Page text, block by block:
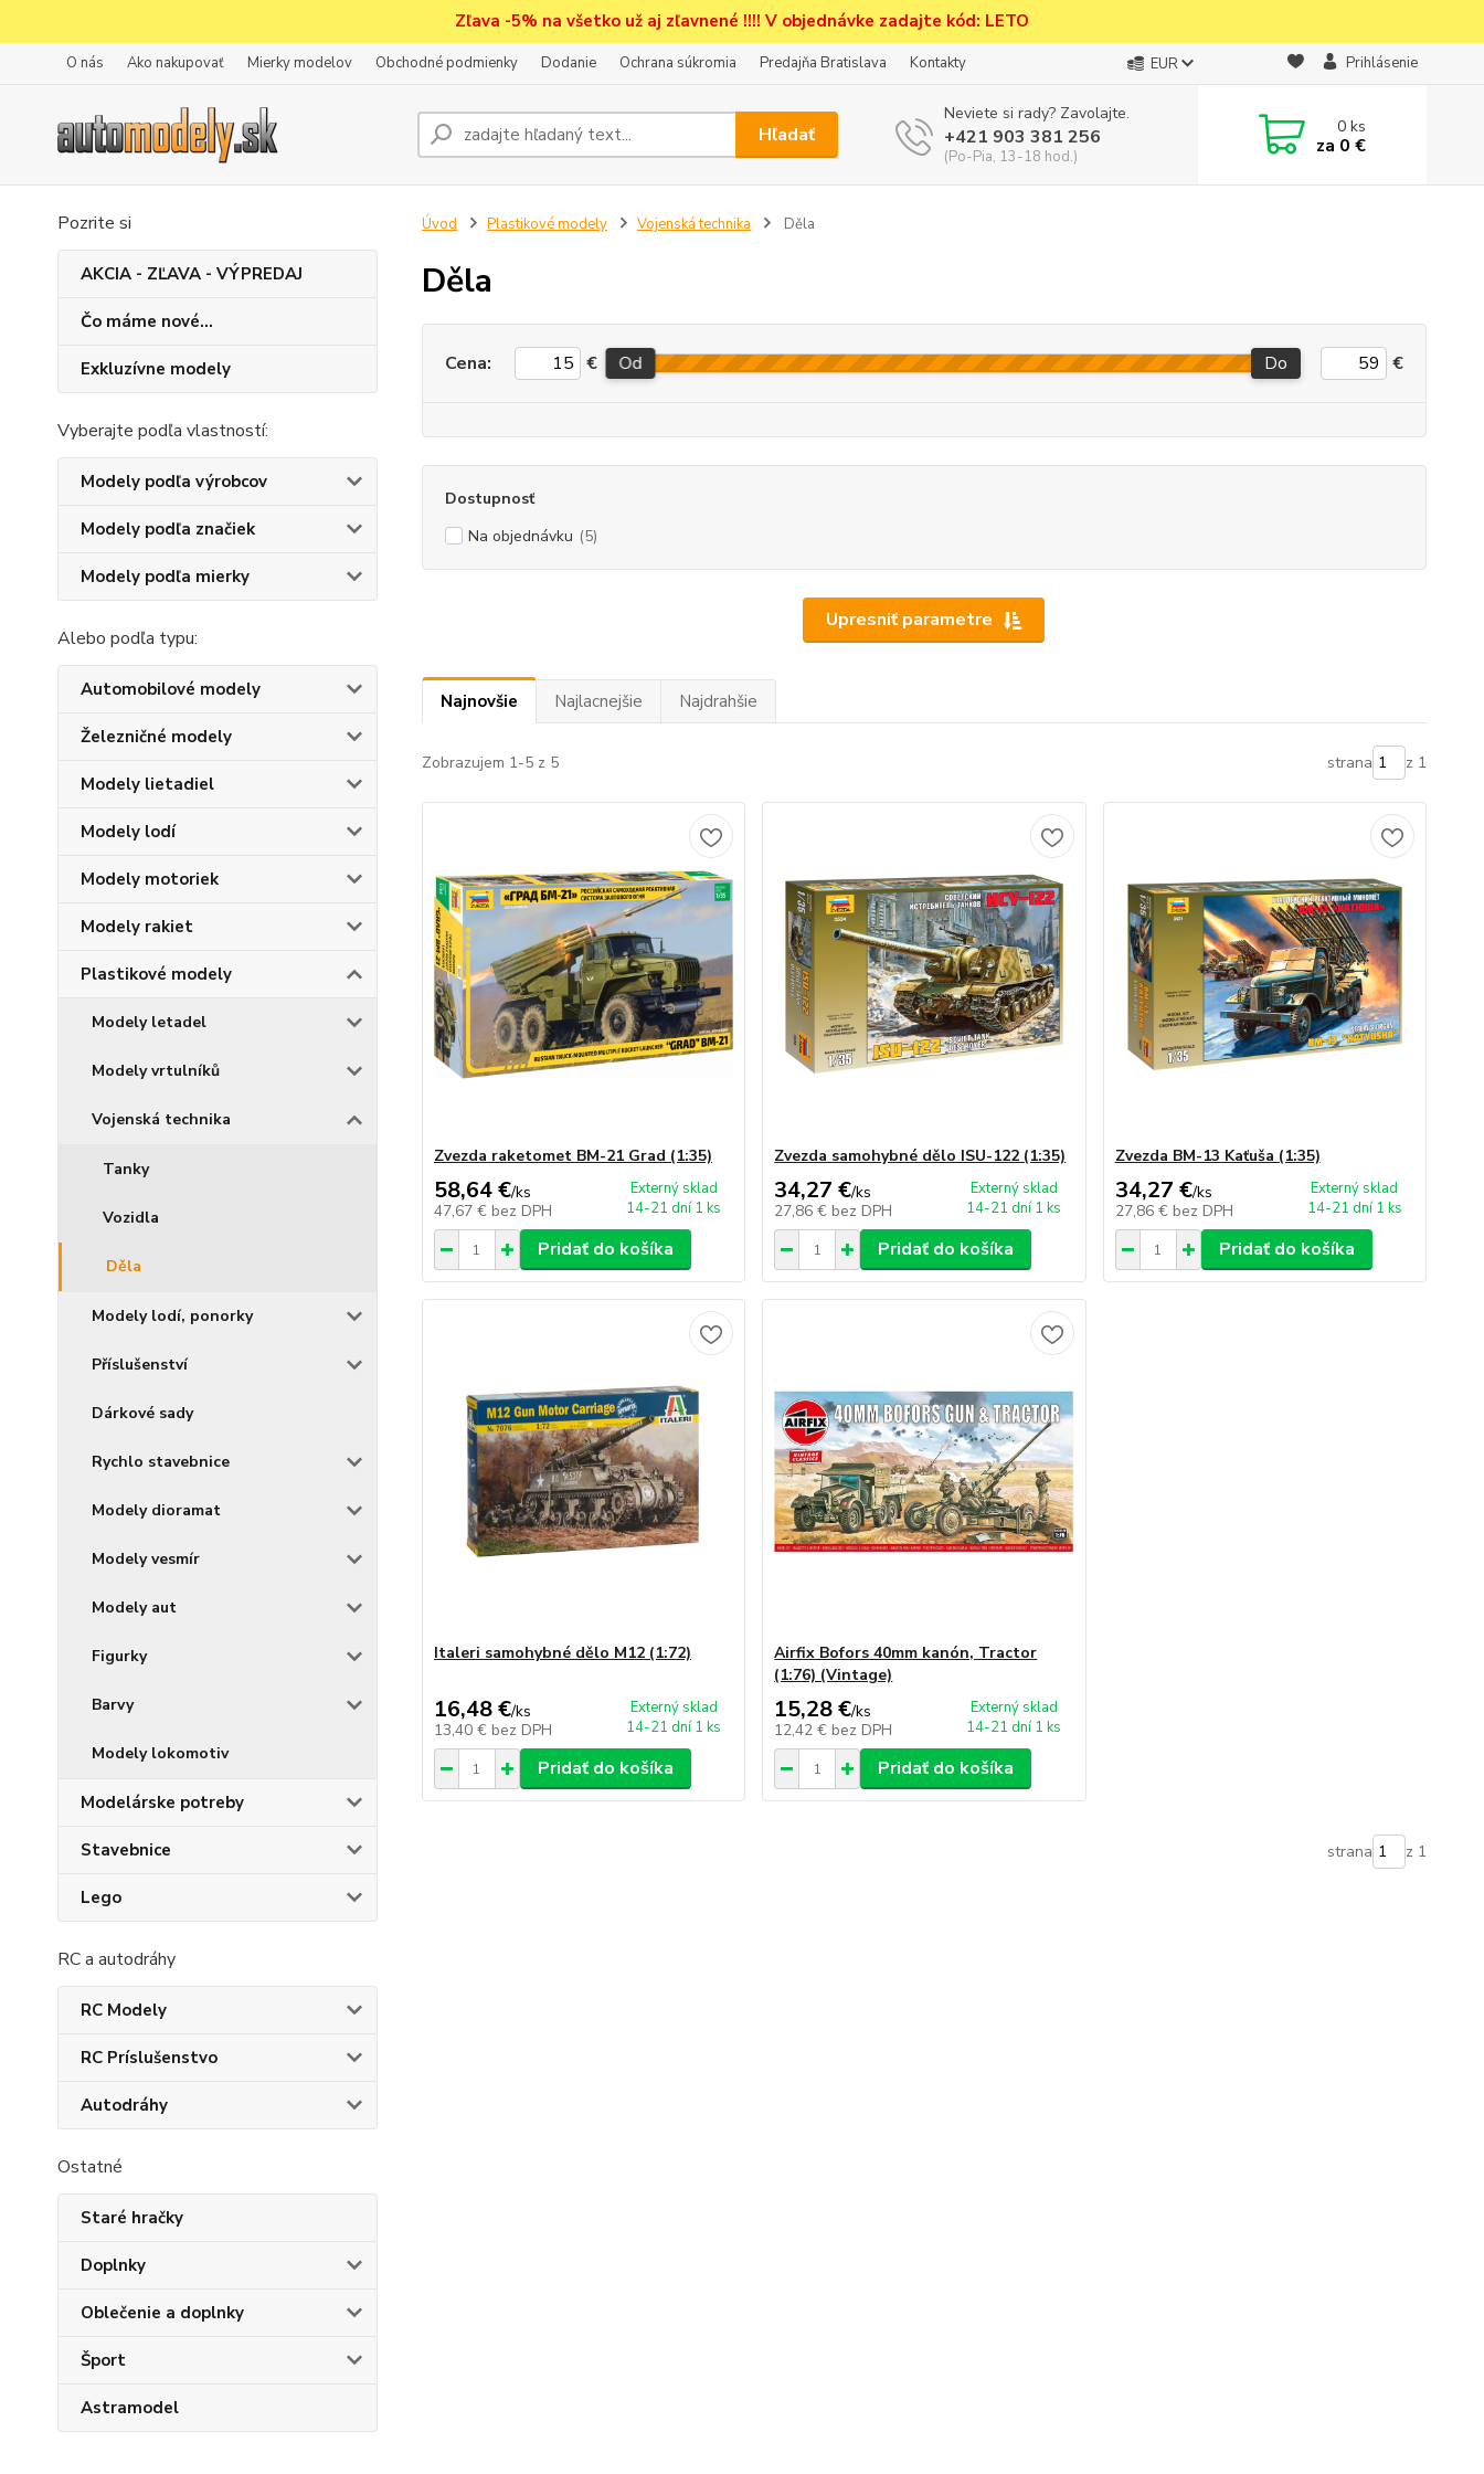
Zľava -5% na všetko už aj zľavnené !!!! V objednávke zadajte kód: LETO
O nás Ako nakupovať Mierky modelov Obchodné podmienky Dodanie Ochrana súkromia Predajňa Bratislava Kontakty EUR Prihlásenie
Hľadať
Neviete si rady? Zavolajte.
+421 903 381 256
(Po-Pia, 13-18 hod.)
0ks
za 0 €
Pozrite si
AKCIA - ZĽAVA - VÝPREDAJ
Čo máme nové...
Exkluzívne modely
Vyberajte podľa vlastností:
Modely podľa výrobcov
Modely podľa značiek
Modely podľa mierky
Alebo podľa typu:
Automobilové modely
Železničné modely
Modely lietadiel
Modely lodí
Modely motoriek
Modely rakiet
Plastikové modely
Modely letadel
Modely vrtulníků
Vojenská technika
Tanky
Vozidla
Děla
Modely lodí, ponorky
Příslušenství
Dárkové sady
Rychlo stavebnice
Modely dioramat
Modely vesmír
Modely aut
Figurky
Barvy
Modely lokomotiv
Modelárske potreby
Stavebnice
Lego
RC a autodráhy
RC Modely
RC Príslušenstvo
Autodráhy
Ostatné
Staré hračky
Doplnky
Oblečenie a doplnky
Šport
Astramodel
Úvod Plastikové modely Vojenská technika Děla
Děla
Upresniť parametre
Cena: € Od Do €
Dostupnosť
Na objednávku (5)
Najnovšie Najlacnejšie Najdrahšie
Zobrazujem 1-5 z 5 strana z 1
Zvezda raketomet BM-21 Grad (1:35)
58,64 €/ks
47,67 € bez DPH
Externý sklad
14-21 dní 1 ks
Pridať do košíka
Zvezda samohybné dělo ISU-122 (1:35)
34,27 €/ks
27,86 € bez DPH
Externý sklad
14-21 dní 1 ks
Pridať do košíka
Zvezda BM-13 Kaťuša (1:35)
34,27 €/ks
27,86 € bez DPH
Externý sklad
14-21 dní 1 ks
Pridať do košíka
Italeri samohybné dělo M12 (1:72)
16,48 €/ks
13,40 € bez DPH
Externý sklad
14-21 dní 1 ks
Pridať do košíka
Airfix Bofors 40mm kanón, Tractor
(1:76) (Vintage)
15,28 €/ks
12,42 € bez DPH
Externý sklad
14-21 dní 1 ks
Pridať do košíka
strana z 1